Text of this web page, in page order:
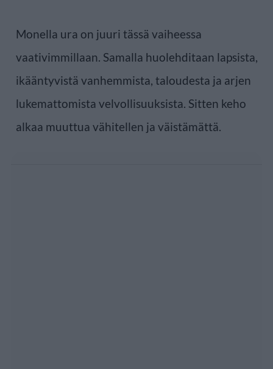
Monella ura on juuri tässä vaiheessa
vaativimmillaan. Samalla huolehditaan lapsista,
ikääntyvistä vanhemmista, taloudesta ja arjen
lukemattomista velvollisuuksista. Sitten keho
alkaa muuttua vähitellen ja väistämättä.